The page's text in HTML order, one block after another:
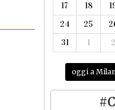
17
18
24
25
31
1 2
oggi a